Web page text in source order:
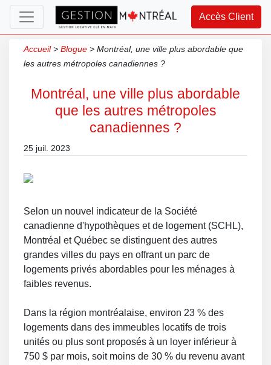
Accès Client
Accueil > Blogue > Montréal, une ville plus abordable que
les autres métropoles canadiennes ?
Montréal, une ville plus abordable
que les autres métropoles
canadiennes ?
25 juil. 2023
Selon un nouvel indicateur de la Société
canadienne d'hypothèques et de logement (SCHL),
Montréal et Québec se distinguent des autres
grandes villes du pays en offrant un parc de
logements privés abordables pour les ménages à
faibles revenus.
Dans la région montréalaise, environ 23 % des
logements dans des immeubles locatifs de trois
unités ou plus sont proposés à un loyer inférieur à
750 $ par mois, soit moins de 30 % du revenu avant